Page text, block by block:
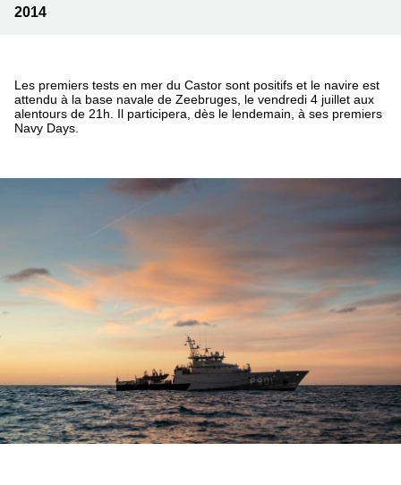
2014
Les premiers tests en mer du Castor sont positifs et le navire est
attendu à la base navale de Zeebruges, le vendredi 4 juillet aux
alentours de 21h. Il participera, dès le lendemain, à ses premiers
Navy Days.